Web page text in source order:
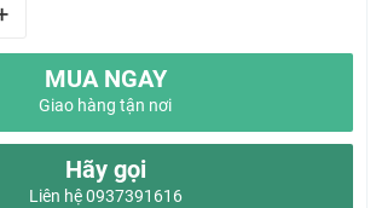
MUA NGAY
Giao hàng tận nơi
Hãy gọi
Liên hệ 0937391616